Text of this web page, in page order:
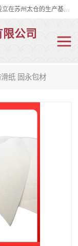
双忠包装材料（苏州）有限公司是上海双忠包装材料设立在苏州太仓的生产基地，占地约2万平米，产品主要有打孔缠绕膜，拉伸蜂窝纸，集装箱充气袋，滑托板，打包带，裹包网兜，防滑纸等箱体和托盘的运输和保护性包材。固永包材®，GooYon Pack®，是我们保护性包装材料的专属品牌。
公司
纸 固永包材
带
网兜